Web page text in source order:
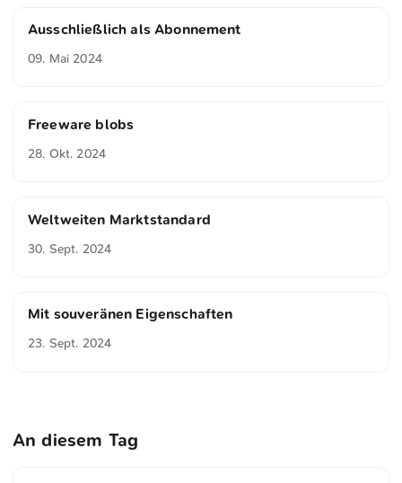
Ausschließlich als Abonnement
09. Mai 2024
Freeware blobs
28. Okt. 2024
Weltweiten Marktstandard
30. Sept. 2024
Mit souveränen Eigenschaften
23. Sept. 2024
An diesem Tag